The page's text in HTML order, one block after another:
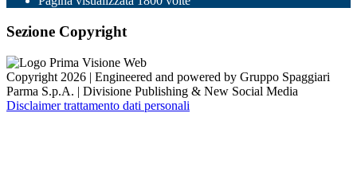
Sezione Copyright
Copyright 2026 | Engineered and powered by Gruppo Spaggiari
Parma S.p.A. | Divisione Publishing & New Social Media
Disclaimer trattamento dati personali